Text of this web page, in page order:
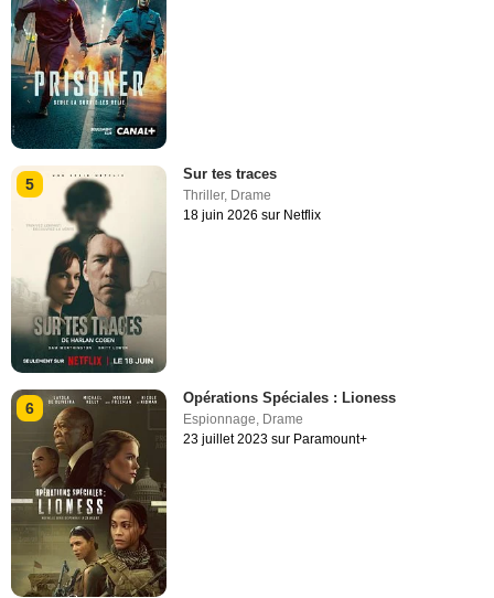
5
Sur tes traces
Thriller, Drame
18 juin 2026 sur Netflix
6
Opérations Spéciales : Lioness
Espionnage, Drame
23 juillet 2023 sur Paramount+